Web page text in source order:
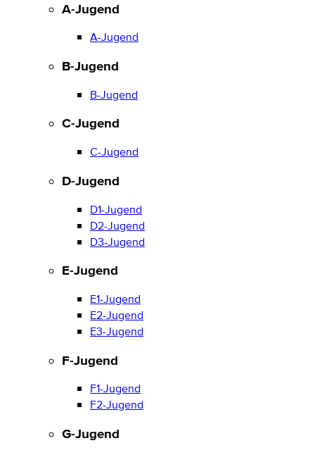
A-Jugend
A-Jugend
B-Jugend
B-Jugend
C-Jugend
C-Jugend
D-Jugend
D1-Jugend
D2-Jugend
D3-Jugend
E-Jugend
E1-Jugend
E2-Jugend
E3-Jugend
F-Jugend
F1-Jugend
F2-Jugend
G-Jugend